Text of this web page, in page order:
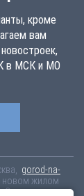
кроме
вам
в МСК и МО
gorod-na-
новом жилом
в